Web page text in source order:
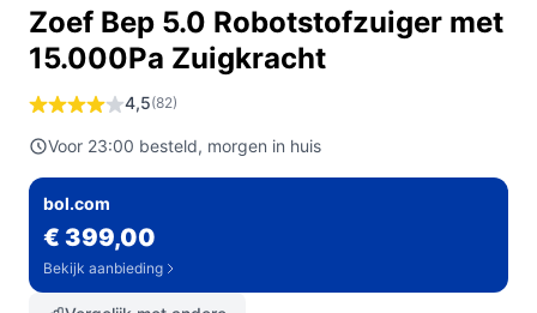
Zoef Bep 5.0 Robotstofzuiger met
15.000Pa Zuigkracht
4,5(82)
Voor 23:00 besteld, morgen in huis
bol.com
€ 399,00
Bekijk aanbieding